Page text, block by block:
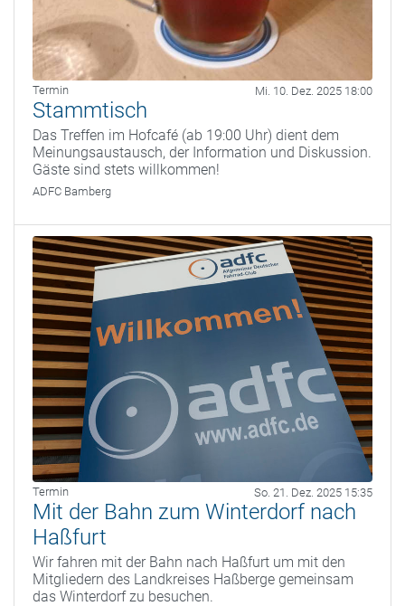
Termin Mi. 10. Dez. 2025 18:00
Stammtisch
Das Treffen im Hofcafé (ab 19:00 Uhr) dient dem
Meinungsaustausch, der Information und Diskussion.
Gäste sind stets willkommen!
ADFC Bamberg
Termin So. 21. Dez. 2025 15:35
Mit der Bahn zum Winterdorf nach
Haßfurt
Wir fahren mit der Bahn nach Haßfurt um mit den
Mitgliedern des Landkreises Haßberge gemeinsam
das Winterdorf zu besuchen.